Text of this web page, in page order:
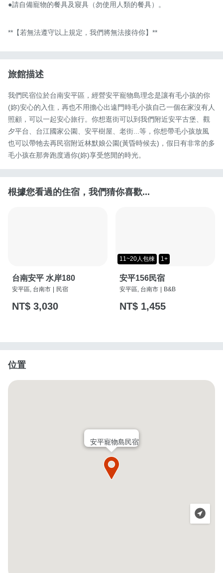
●請自備寵物的餐具及寢具（勿使用人類的餐具）。
​**【若無法遵守以上規定，我們將無法接待你】**
旅館描述
我們民宿位於台南安平區，經營安平寵物島理念是讓有毛小孩的你
(妳)安心的入住，再也不用擔心出遠門時毛小孩自己一個在家沒有人
照顧，可以一起安心旅行。你想逛街可以到我們附近安平古堡、觀
夕平台、台江國家公園、安平樹屋、老街...等，你想帶毛小孩放風
也可以帶牠去再民宿附近林默娘公園(黃昏時候去)，假日有非常的多
毛小孩在那奔跑度過你(妳)享受悠閒的時光。
根據您看過的住宿，我們猜你喜歡...
台南安平 水岸180
安平區, 台南市 | 民宿
NT$ 3,030
11~20人包棟 1+
安平156民宿
安平區, 台南市 | B&B
NT$ 1,455
位置
安平寵物島民宿